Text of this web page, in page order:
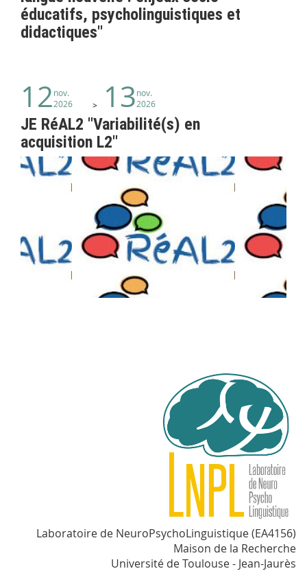
éducatifs, psycholinguistiques et
didactiques"
12nov.
2026
13nov.
2026
JE RéAL2 "Variabilité(s) en
acquisition L2"
Laboratoire de NeuroPsychoLinguistique (EA4156)
Maison de la Recherche
Université de Toulouse - Jean-Jaurès